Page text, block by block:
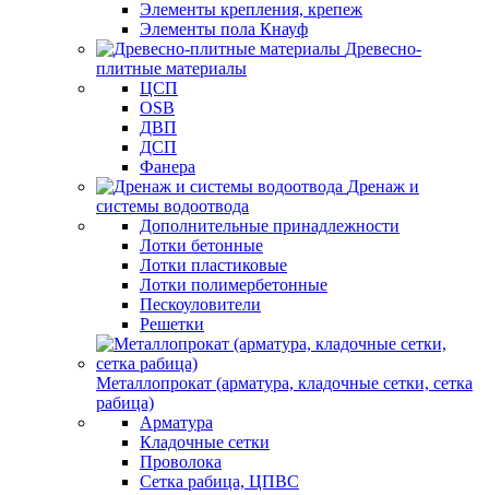
Элементы крепления, крепеж
Элементы пола Кнауф
Древесно-
плитные материалы
ЦСП
OSB
ДВП
ДСП
Фанера
Дренаж и
системы водоотвода
Дополнительные принадлежности
Лотки бетонные
Лотки пластиковые
Лотки полимербетонные
Пескоуловители
Решетки
Металлопрокат (арматура, кладочные сетки, сетка
рабица)
Арматура
Кладочные сетки
Проволока
Сетка рабица, ЦПВС